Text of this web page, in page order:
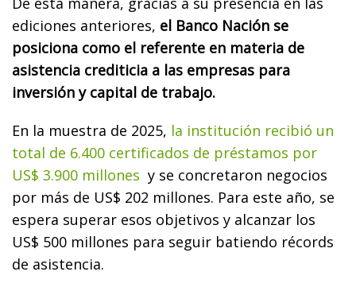
ediciones anteriores, el Banco Nación se
posiciona como el referente en materia de
asistencia crediticia a las empresas para
inversión y capital de trabajo.
En la muestra de 2025, la institución recibió un
total de 6.400 certificados de préstamos por
US$ 3.900 millones y se concretaron negocios
por más de US$ 202 millones. Para este año, se
espera superar esos objetivos y alcanzar los
US$ 500 millones para seguir batiendo récords
de asistencia.